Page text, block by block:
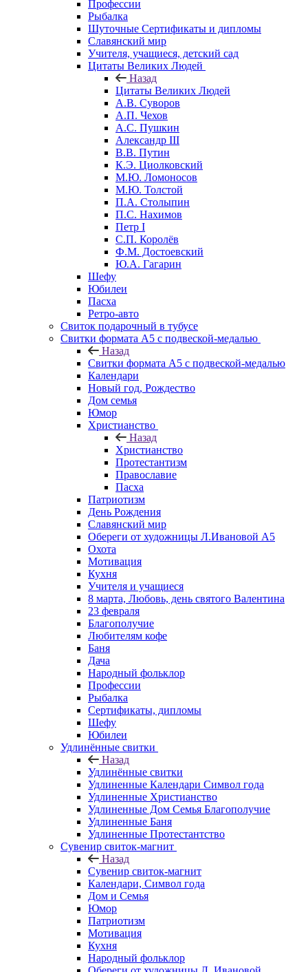
Профессии
Рыбалка
Шуточные Сертификаты и дипломы
Славянский мир
Учителя, учащиеся, детский сад
Цитаты Великих Людей
Назад
Цитаты Великих Людей
А.В. Суворов
А.П. Чехов
А.С. Пушкин
Александр III
В.В. Путин
К.Э. Циолковский
М.Ю. Ломоносов
М.Ю. Толстой
П.А. Столыпин
П.С. Нахимов
Петр I
С.П. Королёв
Ф.М. Достоевский
Ю.А. Гагарин
Шефу
Юбилеи
Пасха
Ретро-авто
Свиток подарочный в тубусе
Свитки формата А5 с подвеской-медалью
Назад
Свитки формата А5 с подвеской-медалью
Календари
Новый год, Рождество
Дом семья
Юмор
Христианство
Назад
Христианство
Протестантизм
Православие
Пасха
Патриотизм
День Рождения
Славянский мир
Обереги от художницы Л.Ивановой А5
Охота
Мотивация
Кухня
Учителя и учащиеся
8 марта, Любовь, день святого Валентина
23 февраля
Благополучие
Любителям кофе
Баня
Дача
Народный фольклор
Профессии
Рыбалка
Сертификаты, дипломы
Шефу
Юбилеи
Удлинённые свитки
Назад
Удлинённые свитки
Удлиненные Календари Символ года
Удлиненные Христианство
Удлиненные Дом Семья Благополучие
Удлиненные Баня
Удлиненные Протестантство
Сувенир свиток-магнит
Назад
Сувенир свиток-магнит
Календари, Символ года
Дом и Семья
Юмор
Патриотизм
Мотивация
Кухня
Народный фольклор